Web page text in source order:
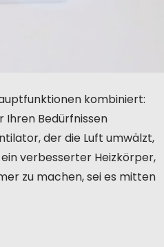
kombiniert:
Ihren Bedürfnissen
der die Luft umwälzt,
verbesserter Heizkörper,
zu machen, sei es mitten